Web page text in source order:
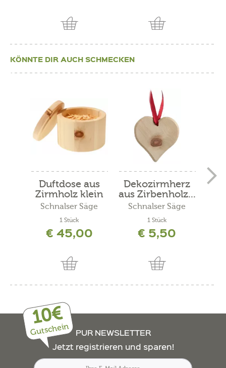
KÖNNTE DIR AUCH SCHMECKEN
Duftdose aus
Zirmholz klein
Schnalser Säge
1 Stück
€ 45,00
Dekozirmherz
aus Zirbenholz...
Schnalser Säge
1 Stück
€ 5,50
10€
Gutschein
PUR NEWSLETTER
Jetzt registrieren und sparen!